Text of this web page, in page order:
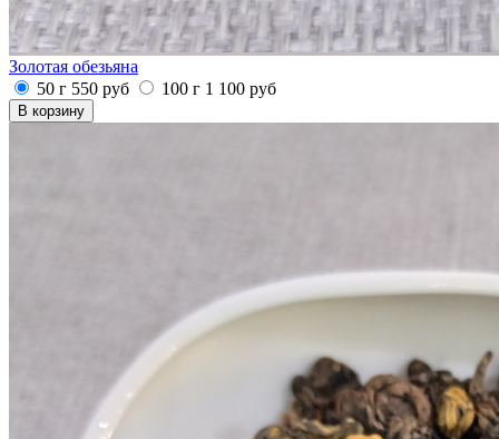
Золотая обезьяна
50 г 550 руб 100 г 1 100 руб